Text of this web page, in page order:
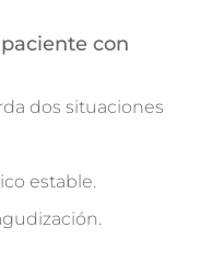
con
dos situaciones
estable.